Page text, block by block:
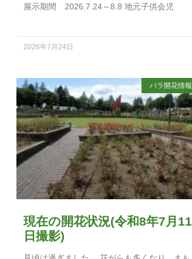
展示期間 2026.7.24～8.8 地元子供会児
2026年7月24日
バラ開花情報
現在の開花状況(令和8年7月11
日撮影)